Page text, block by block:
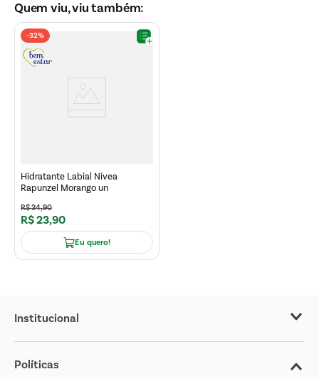
Quem viu, viu também:
-32%
Hidratante Labial Nivea
Rapunzel Morango un
R$34,90
R$23,90
Eu quero!
Institucional
Sobre o Covabra
Nossas Lojas
Políticas